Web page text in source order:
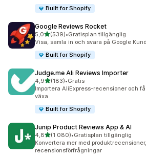
Built for Shopify
Google Reviews Rocket
5,0av 5 stjärnor
(539)
539 recensioner totalt
•Gratisplan tillgänglig
Visa, samla in och svara på Google
Built for Shopify
Judge.me Ali Reviews Importer
4,9av 5 stjärnor
(183)
183 recensioner totalt
•Gratis
Importera AliExpress-recensioner och
växa
Built for Shopify
Junip Product Reviews App & AI
4,8av 5 stjärnor
(1 080)
1080 recensioner totalt
•Gratisplan tillgänglig
Konvertera mer med
recensionsförfrågningar